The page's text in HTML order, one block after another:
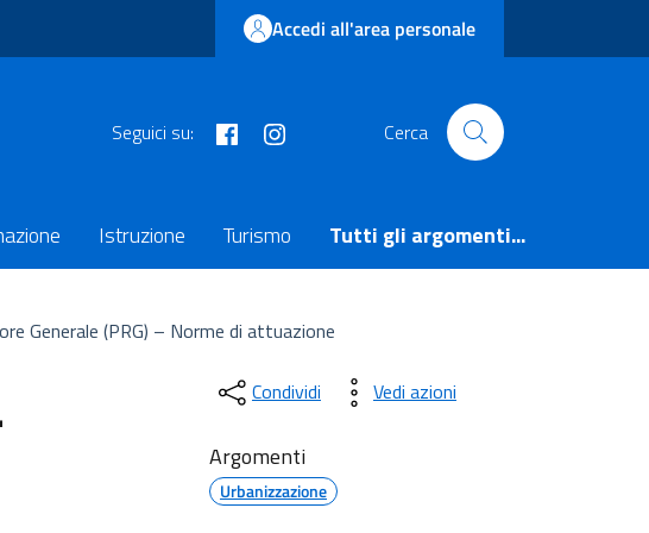
Accedi all'area personale
Seguici su: facebookinstagramCerca
Istruzione Turismo Tutti gli argomenti...
Generale (PRG) – Norme di attuazione
Condividi Vedi azioni
Argomenti
Urbanizzazione